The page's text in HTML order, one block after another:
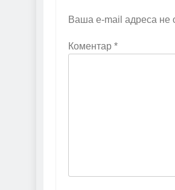
Ваша e-mail адреса не
Коментар *